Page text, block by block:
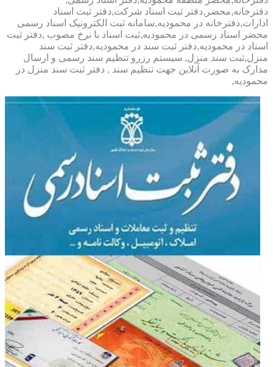
دفترخانه,محضر,دفتر ثبت اسناد شرکت,دفتر ثبت اسناد
ادارات,دفترخانه در محمودیه,سامانه ثبت الکترونیک اسناد رسمی
محضر اسناد رسمی در محمودیه,ثبت اسناد با نرخ مصوب ,دفتر ثبت
اسناد در محمودیه,دفتر ثبت سند در محمودیه,دفتر ثبت سند
منزل,ثبت سند منزل, سیستم رزرو تنظیم سند رسمی و ارسال
مدارک به صورت آنلاین جهت تنظیم سند , دفتر ثبت سند منزل در
محمودیه,